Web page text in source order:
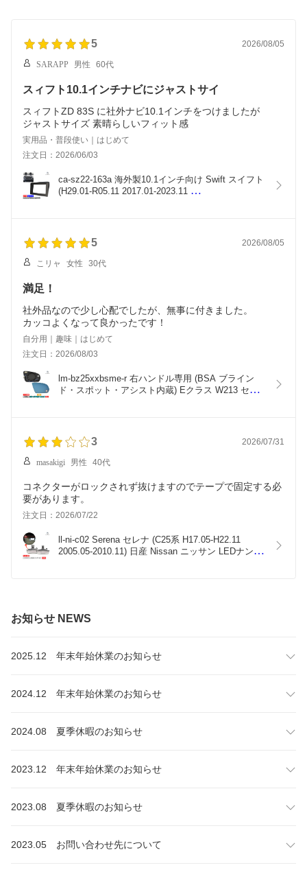
5 2026/08/05
SARAPP 男性 60代
スィフト10.1インチナビにジャストサイ
スィフトZD 83S に社外ナビ10.1インチをつけましたが
ジャストサイズ 素晴らしいフィット感
実用品・普段使い｜はじめて
注文日：2026/06/03
ca-sz22-163a 海外製10.1インチ向け Swift スイフト
(H29.01-R05.11 2017.01-2023.11
オーディオ)
5 2026/08/05
こリャ 女性 30代
満足！
社外品なので少し心配でしたが、無事に付きました。
カッコよくなって良かったです！
自分用｜趣味｜はじめて
注文日：2026/08/03
lm-bz25xxbsme-r 右ハンドル専用 (BSA ブライン
ド・スポット・アシスト内蔵) Eクラス W213 セダ
撥水)
3 2026/07/31
masakigi 男性 40代
コネクターがロックされず抜けますのでテープで固定する必
要があります。
注文日：2026/07/22
ll-ni-c02 Serena セレナ (C25系 H17.05-H22.11
2005.05-2010.11) 日産 Nissan ニッサン LEDナンバ
お知らせ NEWS
2025.12 年末年始休業のお知らせ
2024.12 年末年始休業のお知らせ
2024.08 夏季休暇のお知らせ
2023.12 年末年始休業のお知らせ
2023.08 夏季休暇のお知らせ
2023.05 お問い合わせ先について